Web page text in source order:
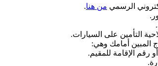
الرسمي من هنا.
التأمين على السيارات.
المبين أمامك وهي:
رقم الإقامة للمقيم.